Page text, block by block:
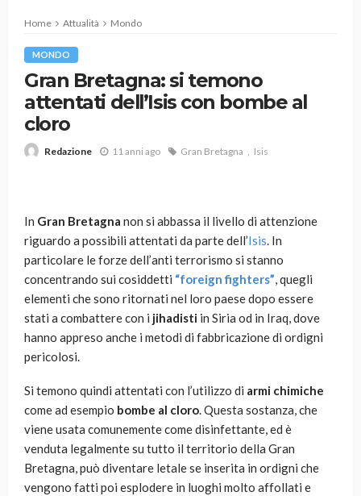
Home Attualità Mondo
MONDO
Gran Bretagna: si temono
attentati dell’Isis con bombe al
cloro
Redazione 11 anni ago Gran Bretagna Isis
In Gran Bretagna non si abbassa il livello di attenzione
riguardo a possibili attentati da parte dell’Isis. In
particolare le forze dell’anti terrorismo si stanno
concentrando sui cosiddetti “foreign fighters”, quegli
elementi che sono ritornati nel loro paese dopo essere
stati a combattere con i jihadisti in Siria od in Iraq, dove
hanno appreso anche i metodi di fabbricazione di ordigni
pericolosi.
Si temono quindi attentati con l’utilizzo di armi chimiche
come ad esempio bombe al cloro. Questa sostanza, che
viene usata comunemente come disinfettante, ed è
venduta legalmente su tutto il territorio della Gran
Bretagna, può diventare letale se inserita in ordigni che
vengono fatti poi esplodere in luoghi molto affollati e